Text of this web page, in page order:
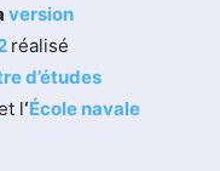
version
réalisé
d’études
l‘École navale